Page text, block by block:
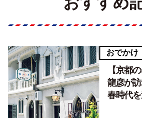
おでかけ
【京都
龍彦が
春時代